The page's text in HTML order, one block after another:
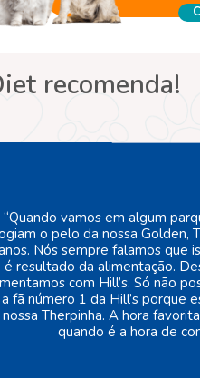
recomenda!
“Quando vamos em algum
o pelo da nossa Golden,
Nós sempre falamos que
é resultado da alimentação.
com Hill’s. Só não
a fã número 1 da Hill’s porque
nossa Therpinha. A hora
quando é a hora de